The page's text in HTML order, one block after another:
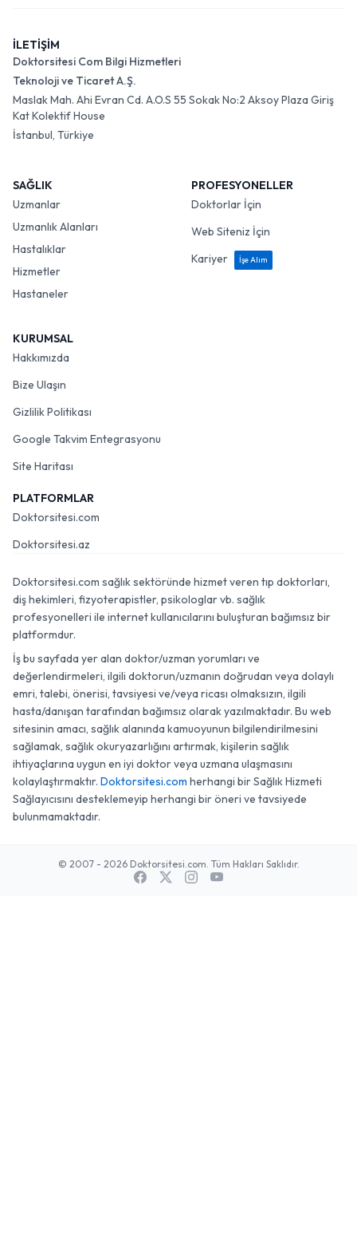
İLETİŞİM
Doktorsitesi Com Bilgi Hizmetleri
Teknoloji ve Ticaret A.Ş.
Maslak Mah. Ahi Evran Cd. A.O.S 55 Sokak No:2 Aksoy Plaza Giriş
Kat Kolektif House
İstanbul, Türkiye
SAĞLIK
Uzmanlar
Uzmanlık Alanları
Hastalıklar
Hizmetler
Hastaneler
PROFESYONELLER
Doktorlar İçin
Web Siteniz İçin
Kariyer
İşe Alım
KURUMSAL
Hakkımızda
Bize Ulaşın
Gizlilik Politikası
Google Takvim Entegrasyonu
Site Haritası
PLATFORMLAR
Doktorsitesi.com
Doktorsitesi.az
Doktorsitesi.com sağlık sektöründe hizmet veren tıp doktorları,
diş hekimleri, fizyoterapistler, psikologlar vb. sağlık
profesyonelleri ile internet kullanıcılarını buluşturan bağımsız bir
platformdur.
İş bu sayfada yer alan doktor/uzman yorumları ve
değerlendirmeleri, ilgili doktorun/uzmanın doğrudan veya dolaylı
emri, talebi, önerisi, tavsiyesi ve/veya ricası olmaksızın, ilgili
hasta/danışan tarafından bağımsız olarak yazılmaktadır. Bu web
sitesinin amacı, sağlık alanında kamuoyunun bilgilendirilmesini
sağlamak, sağlık okuryazarlığını artırmak, kişilerin sağlık
ihtiyaçlarına uygun en iyi doktor veya uzmana ulaşmasını
kolaylaştırmaktır. Doktorsitesi.com herhangi bir Sağlık Hizmeti
Sağlayıcısını desteklemeyip herhangi bir öneri ve tavsiyede
bulunmamaktadır.
© 2007 - 2026 Doktorsitesi.com. Tüm Hakları Saklıdır.